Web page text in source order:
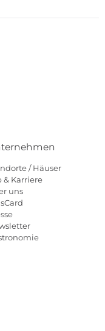
/ Häuser
& Karriere
uns